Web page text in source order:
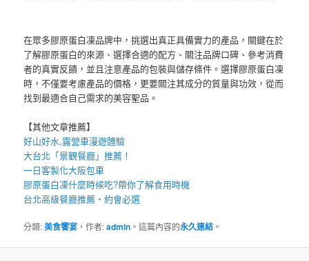
在眾多膠原蛋白凍品牌中，挑選出真正具備實力的產品，關鍵在於
了解膠原蛋白的來源、選擇合適的配方、關注品牌口碑、參考消費
者的真實反饋，並且注意產品的包裝與儲存條件。選擇膠原蛋白凍
時，不僅要考慮產品的價格，更要關注其成分的質量與功效，從而
找到最適合自己需求的美容聖品。
【其他文章推薦】
好山好水,露營車漫遊體驗
大台北「景觀餐廳」推薦！
一日客製化大阪包車
膠原蛋白凍什麼時候吃?帶你了解食用時機
台北高級餐廳推薦・約會必選
分類:美食饗宴 ，作者:admin 。這篇內容的永久連結 。